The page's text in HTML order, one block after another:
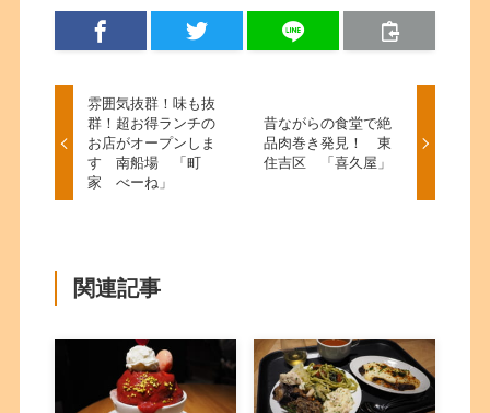
雰囲気抜群！味も抜
群！超お得ランチの
お店がオープンしま
す 南船場 「町
家 べーね」
昔ながらの食堂で絶
品肉巻き発見！ 東
住吉区 「喜久屋」
関連記事